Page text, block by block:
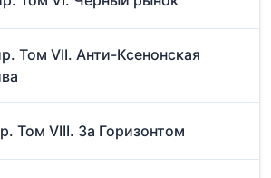
Том VII. Анти-Ксенонская
Том VIII. За Горизонтом